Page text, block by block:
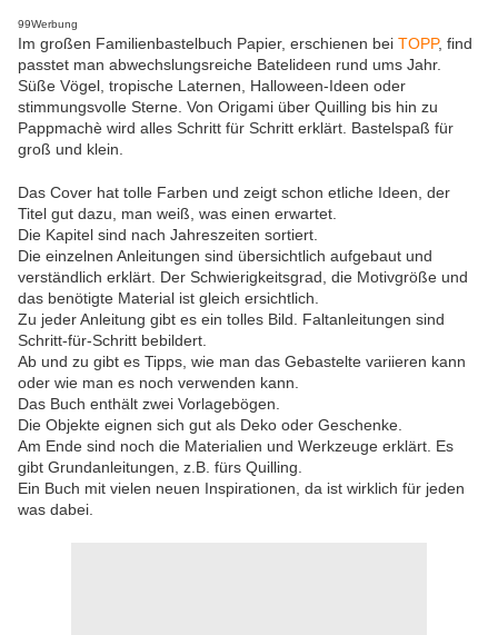
99Werbung
Im großen Familienbastelbuch Papier, erschienen bei TOPP, find
passtet man abwechslungsreiche Batelideen rund ums Jahr.
Süße Vögel, tropische Laternen, Halloween-Ideen oder
stimmungsvolle Sterne. Von Origami über Quilling bis hin zu
Pappmachè wird alles Schritt für Schritt erklärt. Bastelspaß für
groß und klein.
Das Cover hat tolle Farben und zeigt schon etliche Ideen, der
Titel gut dazu, man weiß, was einen erwartet.
Die Kapitel sind nach Jahreszeiten sortiert.
Die einzelnen Anleitungen sind übersichtlich aufgebaut und
verständlich erklärt. Der Schwierigkeitsgrad, die Motivgröße und
das benötigte Material ist gleich ersichtlich.
Zu jeder Anleitung gibt es ein tolles Bild. Faltanleitungen sind
Schritt-für-Schritt bebildert.
Ab und zu gibt es Tipps, wie man das Gebastelte variieren kann
oder wie man es noch verwenden kann.
Das Buch enthält zwei Vorlagebögen.
Die Objekte eignen sich gut als Deko oder Geschenke.
Am Ende sind noch die Materialien und Werkzeuge erklärt. Es
gibt Grundanleitungen, z.B. fürs Quilling.
Ein Buch mit vielen neuen Inspirationen, da ist wirklich für jeden
was dabei.